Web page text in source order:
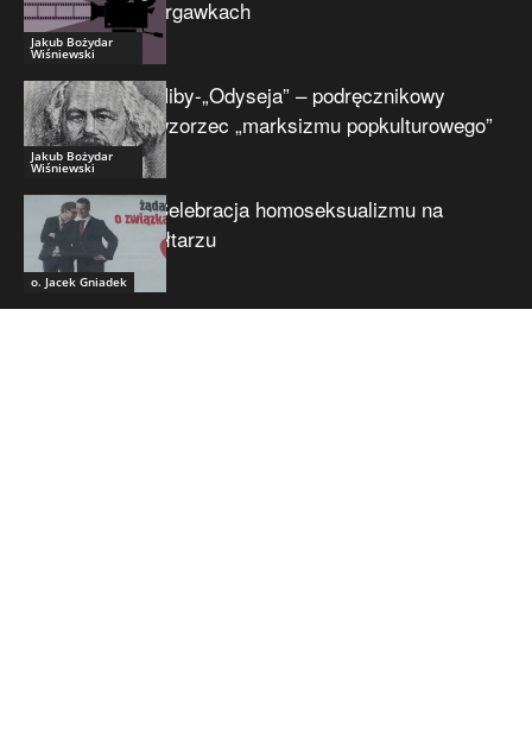
Jakub Bożydar
Wiśniewski
drgawkach
Jakub Bożydar
Wiśniewski
Niby-„Odyseja” – podręcznikowy
wzorzec „marksizmu popkulturowego”
o. Jacek Gniadek
Celebracja homoseksualizmu na
ołtarzu